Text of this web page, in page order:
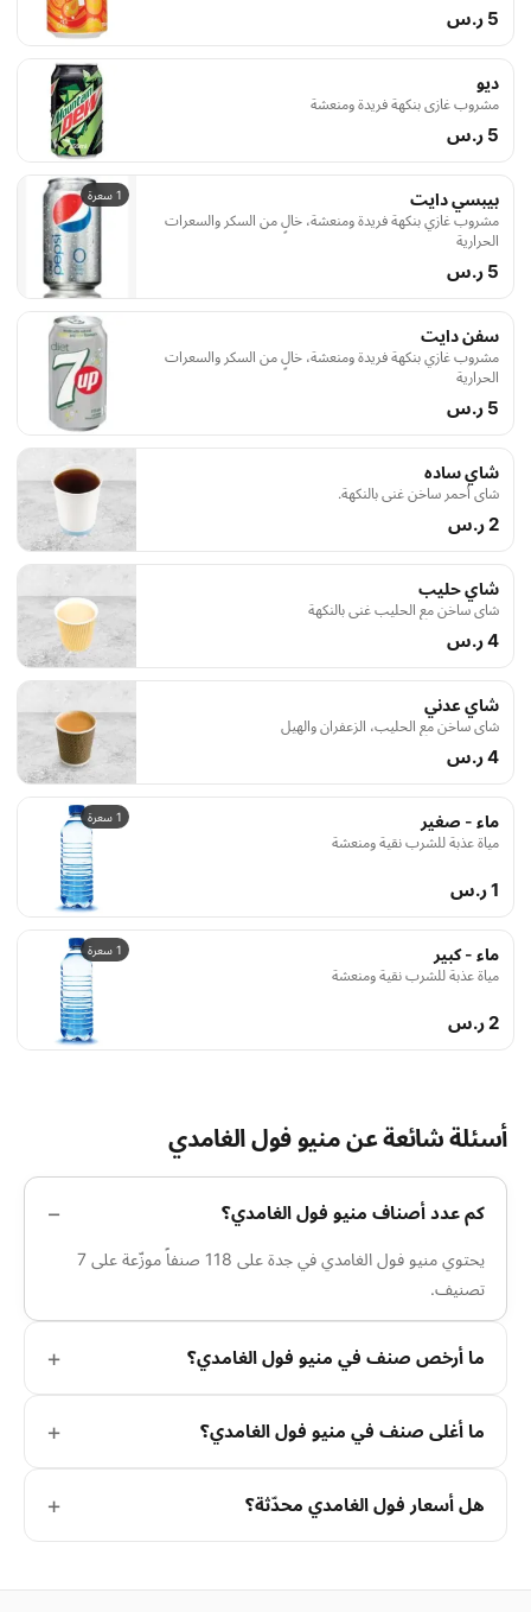
5 ر.س
ديو
مشروب غازي بنكهة فريدة ومنعشة
5 ر.س
1 سعرة بيبسي دايت
مشروب غازي بنكهة فريدة ومنعشة، خالٍ من السكر والسعرات
الحرارية
5 ر.س
سفن دايت
مشروب غازي بنكهة فريدة ومنعشة، خالٍ من السكر والسعرات
الحرارية
5 ر.س
شاي ساده
شاي أحمر ساخن غني بالنكهة.
2 ر.س
شاي حليب
شاي ساخن مع الحليب غني بالنكهة
4 ر.س
شاي عدني
شاي ساخن مع الحليب، الزعفران والهيل
4 ر.س
1 سعرة ماء - صغير
مياة عذبة للشرب نقية ومنعشة
1 ر.س
1 سعرة ماء - كبير
مياة عذبة للشرب نقية ومنعشة
2 ر.س
أسئلة شائعة عن منيو فول الغامدي
كم عدد أصناف منيو فول الغامدي؟
يحتوي منيو فول الغامدي في جدة على 118 صنفاً موزّعة على 7
تصنيف.
ما أرخص صنف في منيو فول الغامدي؟
ما أغلى صنف في منيو فول الغامدي؟
هل أسعار فول الغامدي محدّثة؟